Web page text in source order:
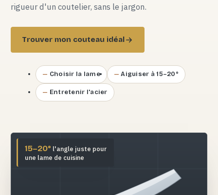
rigueur d'un coutelier, sans le jargon.
Trouver mon couteau idéal
Choisir la lame Aiguiser à 15–20°
Entretenir l'acier
15–20° l'angle juste pour
une lame de cuisine